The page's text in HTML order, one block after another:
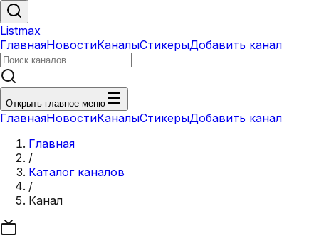
Listmax
ГлавнаяНовостиКаналыСтикерыДобавить канал
Открыть главное меню
ГлавнаяНовостиКаналыСтикерыДобавить канал
Главная
/
Каталог каналов
/
Канал